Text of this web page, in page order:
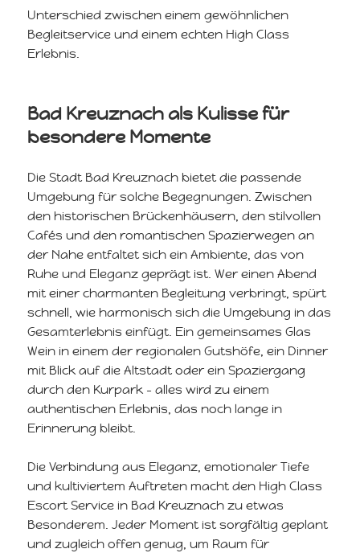
Unterschied zwischen einem gewöhnlichen
Begleitservice und einem echten High Class
Erlebnis.
Bad Kreuznach als Kulisse für
besondere Momente
Die Stadt Bad Kreuznach bietet die passende
Umgebung für solche Begegnungen. Zwischen
den historischen Brückenhäusern, den stilvollen
Cafés und den romantischen Spazierwegen an
der Nahe entfaltet sich ein Ambiente, das von
Ruhe und Eleganz geprägt ist. Wer einen Abend
mit einer charmanten Begleitung verbringt, spürt
schnell, wie harmonisch sich die Umgebung in das
Gesamterlebnis einfügt. Ein gemeinsames Glas
Wein in einem der regionalen Gutshöfe, ein Dinner
mit Blick auf die Altstadt oder ein Spaziergang
durch den Kurpark – alles wird zu einem
authentischen Erlebnis, das noch lange in
Erinnerung bleibt.
Die Verbindung aus Eleganz, emotionaler Tiefe
und kultiviertem Auftreten macht den High Class
Escort Service in Bad Kreuznach zu etwas
Besonderem. Jeder Moment ist sorgfältig geplant
und zugleich offen genug, um Raum für